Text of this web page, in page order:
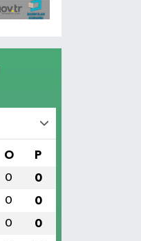
O P
0 0
0 0
0 0